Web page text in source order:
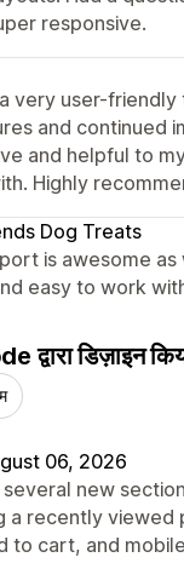
responsive.
very user-friendly
and continued
and helpful to
Highly
Dog Treats
is awesome as
easy to work
डिज़ाइन
06, 2026
new
a recently viewed
to cart, and